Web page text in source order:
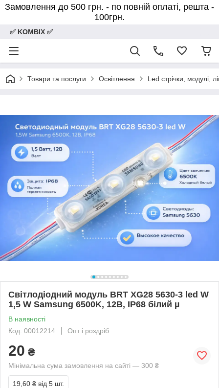
Замовлення до 500 грн. - по повній оплаті, решта -
100грн.
✅ KOMBIX ✅
Товари та послуги Освітлення Led стрічки, модулі,
Світлодіодний модуль BRT XG28 5630-3 led W
1,5 W Samsung 6500K, 12В, IP68 білий µ
В наявності
Код: 00012214
Опт і роздріб
20 ₴
Мінімальна сума замовлення на сайті — 300 ₴
19,60 ₴ від 5 шт.